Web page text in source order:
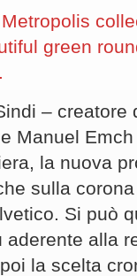
green
– creatore
Manuel
la nuova
sulla
Si può
alla
la scelta